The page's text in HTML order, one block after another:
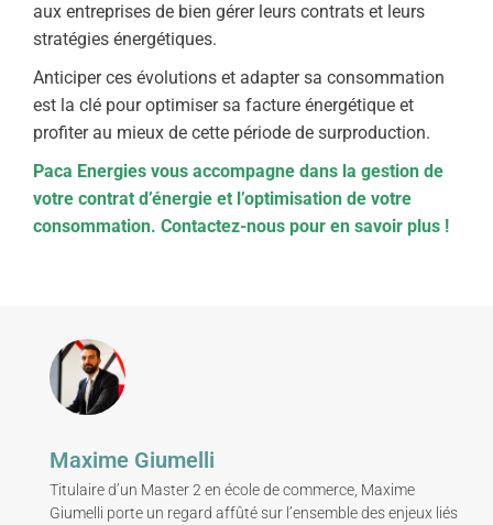
aux entreprises de bien gérer leurs contrats et leurs
stratégies énergétiques.
Anticiper ces évolutions et adapter sa consommation
est la clé pour optimiser sa facture énergétique et
profiter au mieux de cette période de surproduction.
Paca Energies vous accompagne dans la gestion de
votre contrat d’énergie et l’optimisation de votre
consommation. Contactez-nous pour en savoir plus !
Maxime Giumelli
Titulaire d’un Master 2 en école de commerce, Maxime
Giumelli porte un regard affûté sur l’ensemble des enjeux liés